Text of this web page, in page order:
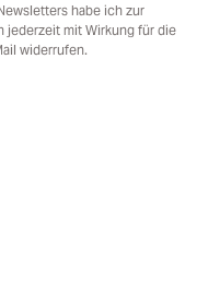
habe ich zur
jederzeit mit Wirkung für die
widerrufen.